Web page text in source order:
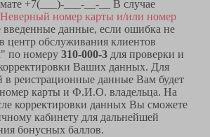
+7(___)-___-__-__ В случае
номер карты и/или номер
введенные данные, если ошибка не
центр обслуживания клиентов
по номеру 310-000-3 для проверки и
Ваших данных. Для
в реистрационные данные Вам будет
номер карты и Ф.И.О. владельца. На
корректировки данных Вы сможете
кабинету для дальнейшей
бонусных баллов.